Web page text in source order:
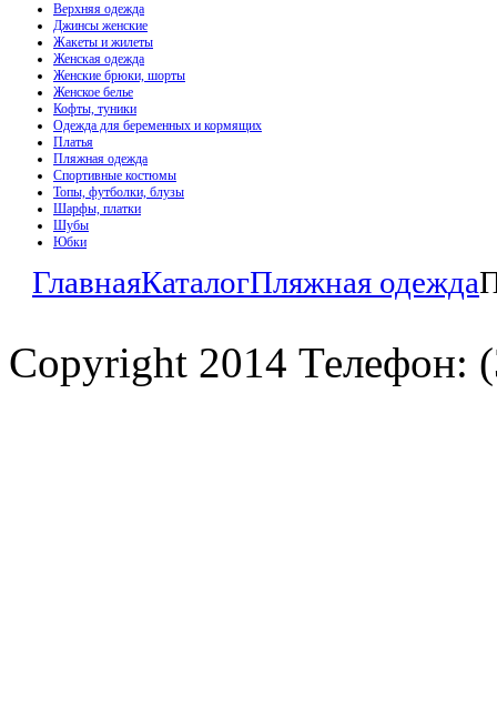
Верхняя одежда
Джинсы женские
Жакеты и жилеты
Женская одежда
Женские брюки, шорты
Женское белье
Кофты, туники
Одежда для беременных и кормящих
Платья
Пляжная одежда
Спортивные костюмы
Топы, футболки, блузы
Шарфы, платки
Шубы
Юбки
ГлавнаяКаталогПляжная одежда
Copyright 2014 Телефон: